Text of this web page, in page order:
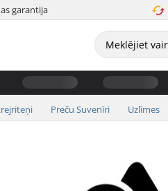
garantija
Preču Suvenīri Uzlīmes